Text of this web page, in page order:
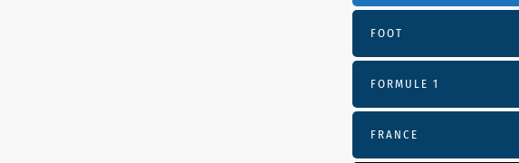
FOOT
FORMULE 1
FRANCE